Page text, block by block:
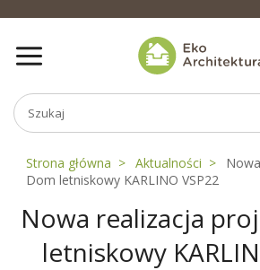
Strona główna Aktualności
Dom letniskowy KARLINO VSP22
Nowa realizacja
letniskowy